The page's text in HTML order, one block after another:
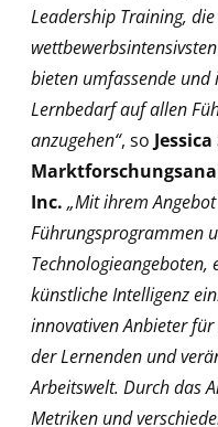
Leadership Training,
bieten umfassende und
Lernbedarf auf allen
anzugehen“, so
Inc. „Mit ihrem
Führungsprogrammen
Technologieangeboten,
künstliche Intelligenz
innovativen Anbieter
der Lernenden und
Arbeitswelt. Durch das
Metriken und